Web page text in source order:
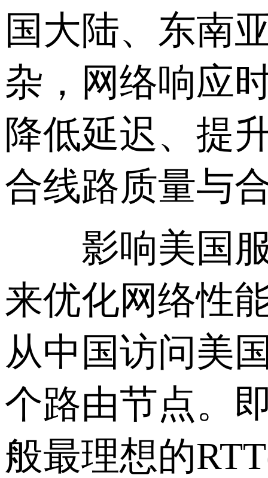
国大陆、东南
杂，网络响应
降低延迟、提
合线路质量与
影响美国服
来优化网络性
从中国访问美
个路由节点。
般最理想的